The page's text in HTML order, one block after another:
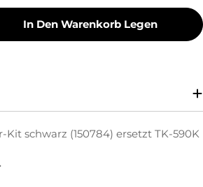
Green Toner Toner-Kit
Für My Green Toner Toner-
In Den Warenkorb Legen
Eine Frage stellen
schwarz (150784) ersetzt TK-590K